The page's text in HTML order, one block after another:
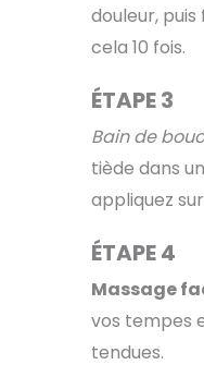
douleur,
cela 10 fois.
ÉTAPE 3
Bain de
tiède dans
appliquez
ÉTAPE 4
Massage
vos tempes
tendues.